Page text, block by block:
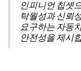
인피니언 칩셋
탁월성과 신뢰
요구하는 자동
안전성을 제시